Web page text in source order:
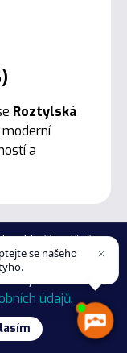
Roztylská
a
na
V případě, že
na tlačítko
daty nakládáme,
údajů.
se našeho
.